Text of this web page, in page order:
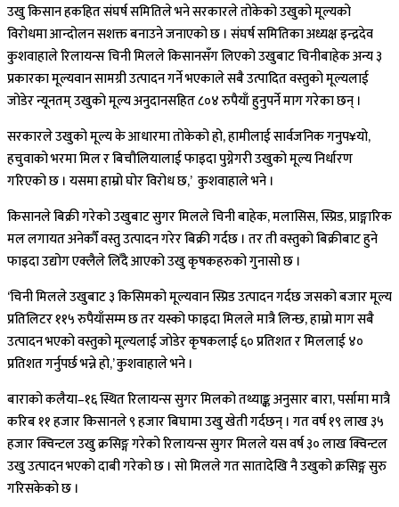
उखु किसान हकहित संघर्ष समितिले भने सरकारले तोकेको उखुको मूल्यको
विरोधमा आन्दोलन सशक्त बनाउने जनाएको छ । संघर्ष समितिका अध्यक्ष इन्द्रदेव
कुशवाहाले रिलायन्स चिनी मिलले किसानसँग लिएको उखुबाट चिनीबाहेक अन्य ३
प्रकारका मूल्यवान सामग्री उत्पादन गर्ने भएकाले सबै उत्पादित वस्तुको मूल्यलाई
जोडेर न्यूनतम् उखुको मूल्य अनुदानसहित ८०४ रुपैयाँ हुनुपर्ने माग गरेका छन् ।
सरकारले उखुको मूल्य के आधारमा तोकेको हो, हामीलाई सार्वजनिक गनुप¥यो,
हचुवाको भरमा मिल र बिचौलियालाई फाइदा पुग्नेगरी उखुको मूल्य निर्धारण
गरिएको छ । यसमा हाम्रो घोर विरोध छ,’ कुशवाहाले भने ।
किसानले बिक्री गरेको उखुबाट सुगर मिलले चिनी बाहेक, मलासिस, स्प्रिड, प्राङ्गारिक
मल लगायत अनेकौँ वस्तु उत्पादन गरेर बिक्री गर्दछ । तर ती वस्तुको बिक्रीबाट हुने
फाइदा उद्योग एक्लैले लिँदै आएको उखु कृषकहरुको गुनासो छ ।
‘चिनी मिलले उखुबाट ३ किसिमको मूल्यवान स्प्रिड उत्पादन गर्दछ जसको बजार मूल्य
प्रतिलिटर ११५ रुपैयाँसम्म छ तर यस्को फाइदा मिलले मात्रै लिन्छ, हाम्रो माग सबै
उत्पादन भएको वस्तुको मूल्यलाई जोडेर कृषकलाई ६० प्रतिशत र मिललाई ४०
प्रतिशत गर्नुपर्छ भन्ने हो,’ कुशवाहाले भने ।
बाराको कलैया–१६ स्थित रिलायन्स सुगर मिलको तथ्याङ्क अनुसार बारा, पर्सामा मात्रै
करिब ११ हजार किसानले ९ हजार बिघामा उखु खेती गर्दछन् । गत वर्ष १९ लाख ३५
हजार क्विन्टल उखु क्रसिङ्ग गरेको रिलायन्स सुगर मिलले यस वर्ष ३० लाख क्विन्टल
उखु उत्पादन भएको दाबी गरेको छ । सो मिलले गत सातादेखि नै उखुको क्रसिङ्ग सुरु
गरिसकेको छ ।